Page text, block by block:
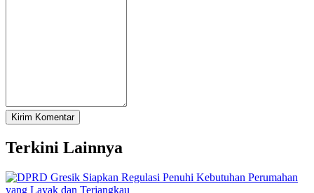
Terkini Lainnya